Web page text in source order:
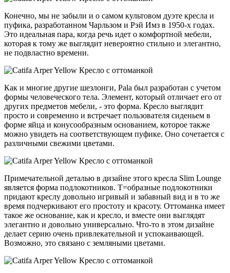
Конечно, мы не забыли и о самом культовом дуэте кресла и
пуфика, разработанном Чарльзом и Рэй Имз в 1950-х годах.
Это идеальная пара, когда речь идет о комфортной мебели,
которая к тому же выглядит невероятно стильно и элегантно,
не подвластно времени.
Как и многие другие шезлонги, Pala был разработан с учетом
формы человеческого тела. Элемент, который отличает его от
других предметов мебели, - это форма. Кресло выглядит
просто и современно и встречает пользователя сиденьем в
форме яйца и конусообразным основанием, которое также
можно увидеть на соответствующем пуфике. Оно сочетается с
различными свежими цветами.
Примечательной деталью в дизайне этого кресла Slim Lounge
является форма подлокотников. Т=образные подлокотники
придают креслу довольно игривый и забавный вид и в то же
время подчеркивают его простоту и красоту. Оттоманка имеет
такое же основание, как и кресло, и вместе они выглядят
элегантно и довольно универсально. Что-то в этом дизайне
делает серию очень привлекательной и успокаивающей.
Возможно, это связано с земляными цветами.